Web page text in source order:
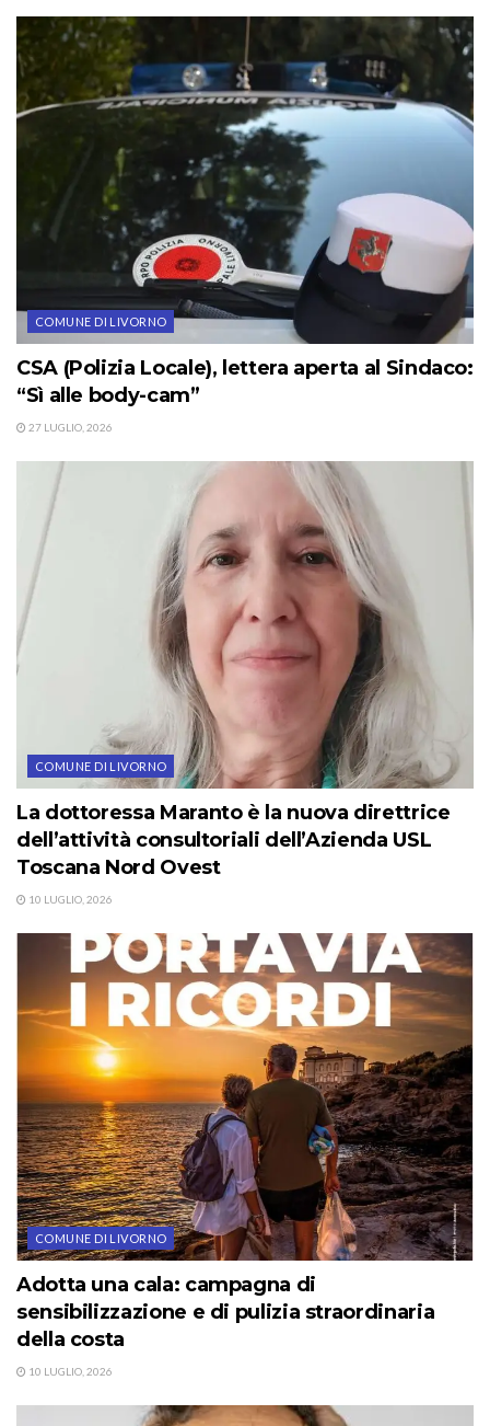
COMUNE DI LIVORNO
CSA (Polizia Locale), lettera aperta al Sindaco:
“Sì alle body-cam”
27 LUGLIO, 2026
COMUNE DI LIVORNO
La dottoressa Maranto è la nuova direttrice
dell’attività consultoriali dell’Azienda USL
Toscana Nord Ovest
10 LUGLIO, 2026
COMUNE DI LIVORNO
Adotta una cala: campagna di
sensibilizzazione e di pulizia straordinaria
della costa
10 LUGLIO, 2026